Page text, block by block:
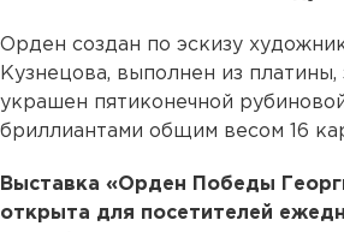
Орден создан по эскизу
Кузнецова, выполнен из платины,
украшен пятиконечной
бриллиантами общим весом 16
Выставка «Орден Победы
открыта для посетителей